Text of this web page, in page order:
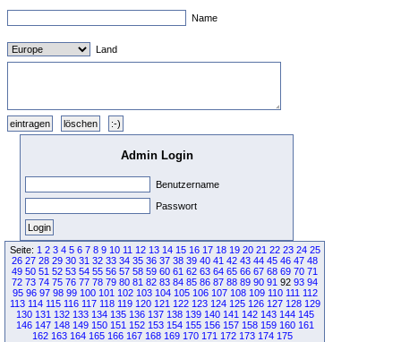
Name
Land
Admin Login
Benutzername
Passwort
Seite: 1 2 3 4 5 6 7 8 9 10 11 12 13 14 15 16 17 18 19 20 21 22 23 24 25
26 27 28 29 30 31 32 33 34 35 36 37 38 39 40 41 42 43 44 45 46 47 48
49 50 51 52 53 54 55 56 57 58 59 60 61 62 63 64 65 66 67 68 69 70 71
72 73 74 75 76 77 78 79 80 81 82 83 84 85 86 87 88 89 90 91 92 93 94
95 96 97 98 99 100 101 102 103 104 105 106 107 108 109 110 111 112
113 114 115 116 117 118 119 120 121 122 123 124 125 126 127 128 129
130 131 132 133 134 135 136 137 138 139 140 141 142 143 144 145
146 147 148 149 150 151 152 153 154 155 156 157 158 159 160 161
162 163 164 165 166 167 168 169 170 171 172 173 174 175